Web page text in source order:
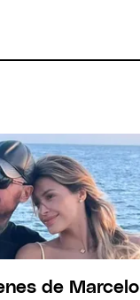
de Marcelo